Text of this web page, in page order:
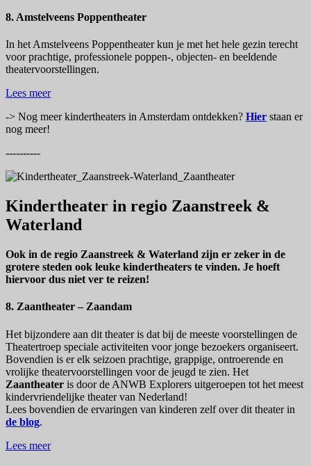
8. Amstelveens Poppentheater
In het Amstelveens Poppentheater kun je met het hele gezin terecht
voor prachtige, professionele poppen-, objecten- en beeldende
theatervoorstellingen.
Lees meer
-> Nog meer kindertheaters in Amsterdam ontdekken? Hier staan er
nog meer!
----------
Kindertheater in regio Zaanstreek &
Waterland
Ook in de regio Zaanstreek & Waterland zijn er zeker in de
grotere steden ook leuke kindertheaters te vinden. Je hoeft
hiervoor dus niet ver te reizen!
8. Zaantheater – Zaandam
Het bijzondere aan dit theater is dat bij de meeste voorstellingen de
Theatertroep speciale activiteiten voor jonge bezoekers organiseert.
Bovendien is er elk seizoen prachtige, grappige, ontroerende en
vrolijke theatervoorstellingen voor de jeugd te zien. Het
Zaantheater is door de ANWB Explorers uitgeroepen tot het meest
kindervriendelijke theater van Nederland!
Lees bovendien de ervaringen van kinderen zelf over dit theater in
de blog.
Lees meer